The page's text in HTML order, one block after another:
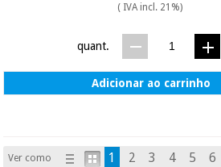
( IVA incl. 21%)
quant.
Adicionar ao carrinho
Ver como 1 2 3 4 5 6